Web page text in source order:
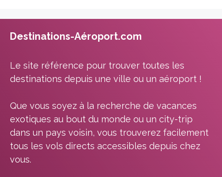
Destinations-Aéroport.com
Le site référence pour trouver toutes les
destinations depuis une ville ou un aéroport !
Que vous soyez à la recherche de vacances
exotiques au bout du monde ou un city-trip
dans un pays voisin, vous trouverez facilement
tous les vols directs accessibles depuis chez
vous.